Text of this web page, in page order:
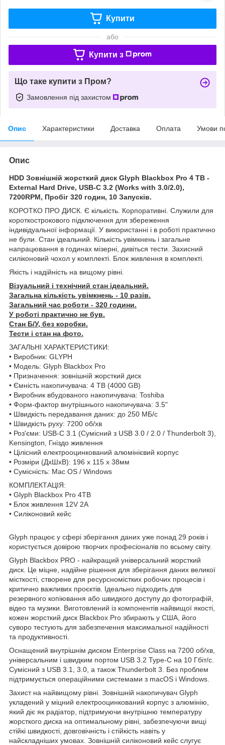
Купити
або
Купити з
Що таке купити з Пром?
Замовлення під захистом
Опис Характеристики Доставка Оплата Умови
Опис
HDD Зовнішній жорсткий диск Glyph Blackbox Pro 4 TB -
External Hard Drive, USB-C 3.2 (Works with 3.0/2.0),
7200RPM, Пробіг 320 годин, 10 Запусків.
КОРОТКО ПРО ДИСК. Є кількість. Корпоративні. Служили для
короткострокового підключення для збереження
індивідуальної інформації. У використанні і в роботі практично
не були. Стан ідеальний. Кількість увімкнень і загальне
напрацювання в годинах мізерні, дивіться тести. Захисний
силіконовий чохол у комплекті. Блок живлення в комплекті.
Якість і надійність на вищому рівні.
Візуальний і технічний стан ідеальний.
Загальна кількість увімкнень - 10 разів.
Загальний час роботи - 320 години.
У роботі практично не був.
Стан Б/У, без коробки.
Тести і стан на фото.
ЗАГАЛЬНІ ХАРАКТЕРИСТИКИ:
• Виробник: GLYPH
• Модель: Glyph Blackbox Pro
• Призначення: зовнішній жорсткий диск
• Ємність накопичувача: 4 TB (4000 GB)
• Виробник вбудованого накопичувача: Toshiba
• Форм-фактор внутрішнього накопичувача: 3.5"
• Швидкість передавання даних: до 250 МБ/с
• Швидкість руху: 7200 об/хв
• Роз'єми: USB-C 3.1 (Сумісний з USB 3.0 / 2.0 / Thunderbolt 3),
Kensington, Гніздо живлення
• Цілісний електрооцинкований алюмінієвий корпус
• Розміри (ДхШхВ): 196 x 115 x 38мм
• Сумісність: Mac OS / Windows
КОМПЛЕКТАЦІЯ:
• Glyph Blackbox Pro 4TB
• Блок живлення 12V 2A
• Силіконовий кейс
Glyph працює у сфері зберігання даних уже понад 29 років і
користується довірою творчих професіоналів по всьому світу.
Glyph Blackbox PRO - найкращий універсальний жорсткий
диск. Це міцне, надійне рішення для зберігання даних великої
місткості, створене для ресурсномістких робочих процесів і
критично важливих проєктів. Ідеально підходить для
резервного копіювання або швидкого доступу до фотографій,
відео та музики. Виготовлений із компонентів найвищої якості,
кожен жорсткий диск Blackbox Pro збирають у США, його
суворо тестують для забезпечення максимальної надійності
та продуктивності.
Оснащений внутрішнім диском Enterprise Class на 7200 об/хв,
універсальним і швидким портом USB 3.2 Type-C на 10 Гбіт/с.
Сумісний з USB 3.1, 3.0, а також Thunderbolt 3. Без проблем
підтримується операційними системами з macOS і Windows.
Захист на найвищому рівні. Зовнішній накопичувач Glyph
укладений у міцний електрооцинкований корпус з алюмінію,
який діє як радіатор, підтримуючи внутрішню температуру
жорсткого диска на оптимальному рівні, забезпечуючи вищі
стійкі швидкості, довговічність і стійкість навіть у
найскладніших умовах. Зовнішній силіконовий кейс слугує